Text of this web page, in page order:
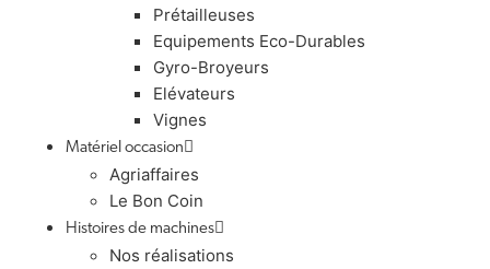
Prétailleuses
Equipements Eco-Durables
Gyro-Broyeurs
Elévateurs
Vignes
Matériel occasion
Agriaffaires
Le Bon Coin
Histoires de machines
Nos réalisations